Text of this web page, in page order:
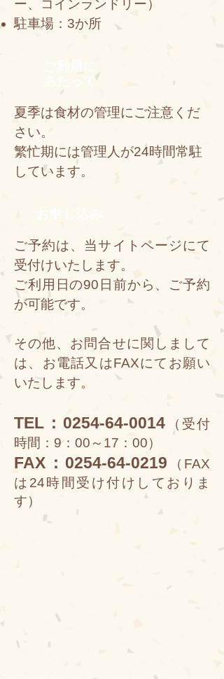
ー、コインランドリー）
駐車場：3か所
あたって
夏季は食材の管理にご注意くだ
さい。
繁忙期には管理人が24時間常駐
しています。
ご予約は、当サイトページにて
受付けいたします。
ご利用日の90日前から、ご予約
が可能です。
その他、お問合せに関しまして
は、お電話又はFAXにてお願い
いたします。​
TEL：0254-64-0014 （受付
時間：9：00～17：00）
FAX：0254-64-0219 （FAX
は24時間受け付けしておりま
す）